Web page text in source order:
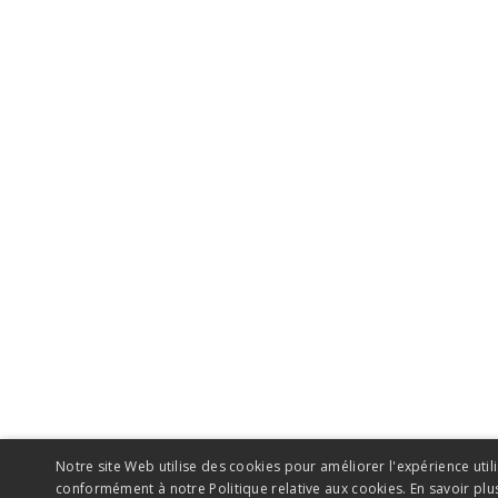
Notre site Web utilise des cookies pour améliorer l'expérience
conformément à notre Politique relative aux cookies. En savoir